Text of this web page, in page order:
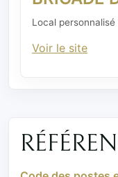
Local personnalisé
Voir le site